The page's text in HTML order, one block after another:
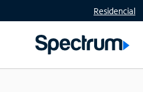
Residencial